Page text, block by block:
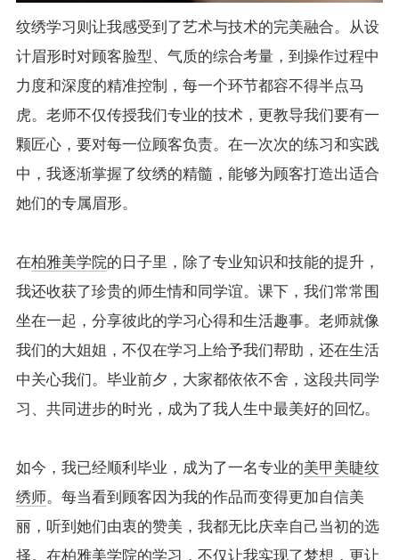
纹绣学习则让我感受到了艺术与技术的完美融合。从设
计眉形时对顾客脸型、气质的综合考量，到操作过程中
力度和深度的精准控制，每一个环节都容不得半点马
虎。老师不仅传授我们专业的技术，更教导我们要有一
颗匠心，要对每一位顾客负责。在一次次的练习和实践
中，我逐渐掌握了纹绣的精髓，能够为顾客打造出适合
她们的专属眉形。
在柏雅美学院的日子里，除了专业知识和技能的提升，
我还收获了珍贵的师生情和同学谊。课下，我们常常围
坐在一起，分享彼此的学习心得和生活趣事。老师就像
我们的大姐姐，不仅在学习上给予我们帮助，还在生活
中关心我们。毕业前夕，大家都依依不舍，这段共同学
习、共同进步的时光，成为了我人生中最美好的回忆。
如今，我已经顺利毕业，成为了一名专业的美甲美睫纹
绣师。每当看到顾客因为我的作品而变得更加自信美
丽，听到她们由衷的赞美，我都无比庆幸自己当初的选
择。在柏雅美学院的学习，不仅让我实现了梦想，更让